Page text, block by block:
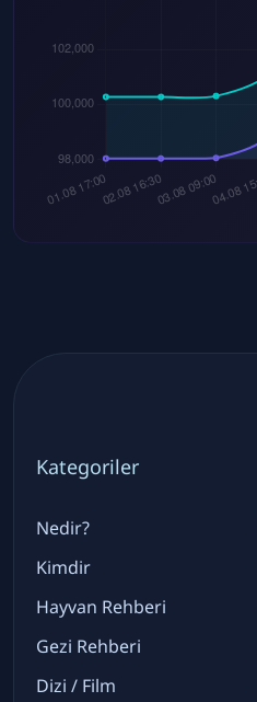
Kategoriler
Nedir?
Kimdir
Hayvan Rehberi
Gezi Rehberi
Dizi / Film